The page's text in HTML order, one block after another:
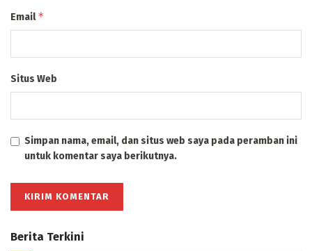
Email*
Situs Web
Simpan nama, email, dan situs web saya pada peramban ini
untuk komentar saya berikutnya.
Berita Terkini